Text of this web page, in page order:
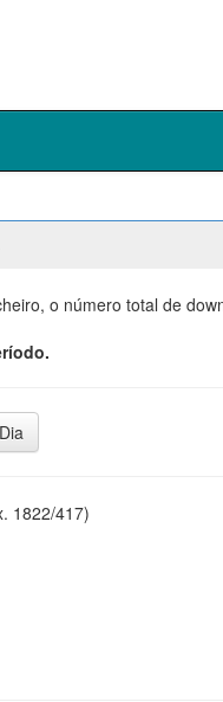
o número total de
Dia
1822/417)